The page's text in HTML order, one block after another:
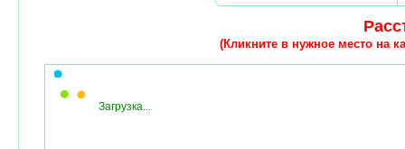
(Кликните в нужное место на
Загрузка...